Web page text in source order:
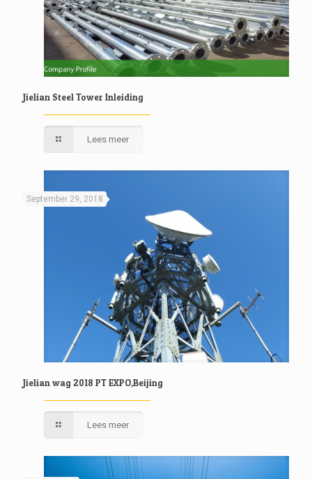
Jielian Steel Tower Inleiding
Lees meer
September 29, 2018
Jielian wag 2018 PT EXPO,Beijing
Lees meer